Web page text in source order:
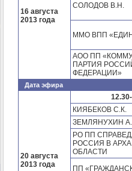
16 августа
2013 года
СОЛОДОВ В.Н.
ММО ВПП
АОО ПП
ПАРТИЯ
ФЕДЕРАЦИИ»
Дата эфира
20 августа
2013 года
КИЯБЕКОВ С.К.
ЗЕМЛЯНУХИН
РО ПП
РОССИЯ В
ОБЛАСТИ
ПП